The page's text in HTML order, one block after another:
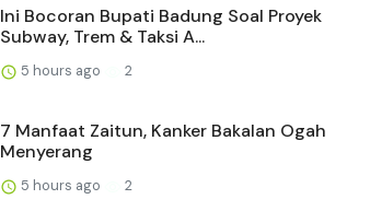
Ini Bocoran Bupati Badung Soal Proyek
Subway, Trem & Taksi A...
5 hours ago 2
7 Manfaat Zaitun, Kanker Bakalan Ogah
Menyerang
5 hours ago 2